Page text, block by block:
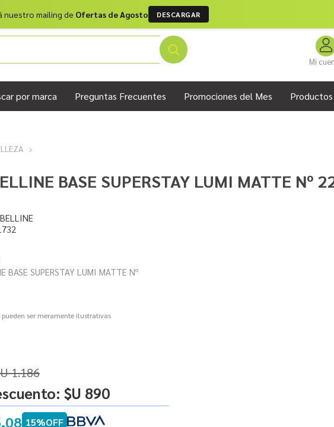
nuestro mailing de Ofertas de Agosto DESCARGAR
Mi
por marca Preguntas Frecuentes Promociones del Mes
BASE SUPERSTAY LUMI MATTE Nº
BASE SUPERSTAY LUMI MATTE Nº
ser meramente ilustrativas
1.186
$U 890
15%OFF